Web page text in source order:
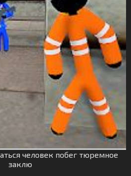
человек побег тюремное
заклю